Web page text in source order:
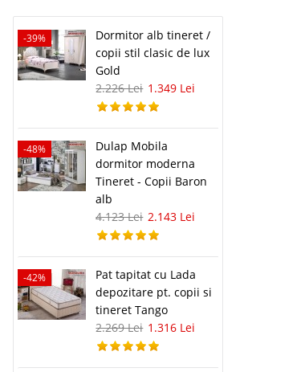
-39%
Dormitor alb tineret /
copii stil clasic de lux
Gold
2.226 Lei 1.349 Lei
-48%
Dulap Mobila
dormitor moderna
Tineret - Copii Baron
alb
4.123 Lei 2.143 Lei
-42%
Pat tapitat cu Lada
depozitare pt. copii si
tineret Tango
2.269 Lei 1.316 Lei